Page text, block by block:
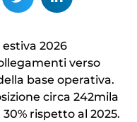
2026
verso
base operativa.
circa 242mila
rispetto al 2025.